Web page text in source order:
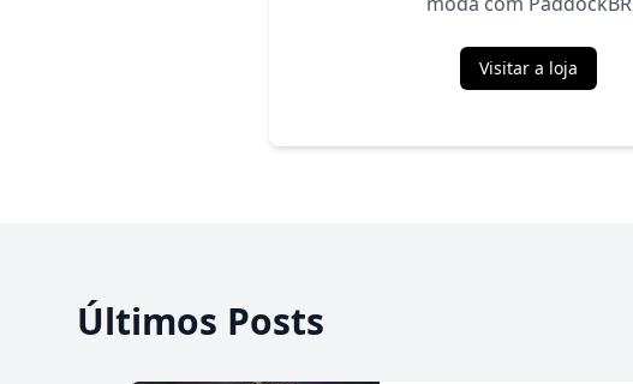
Visitar a loja
Últimos Posts